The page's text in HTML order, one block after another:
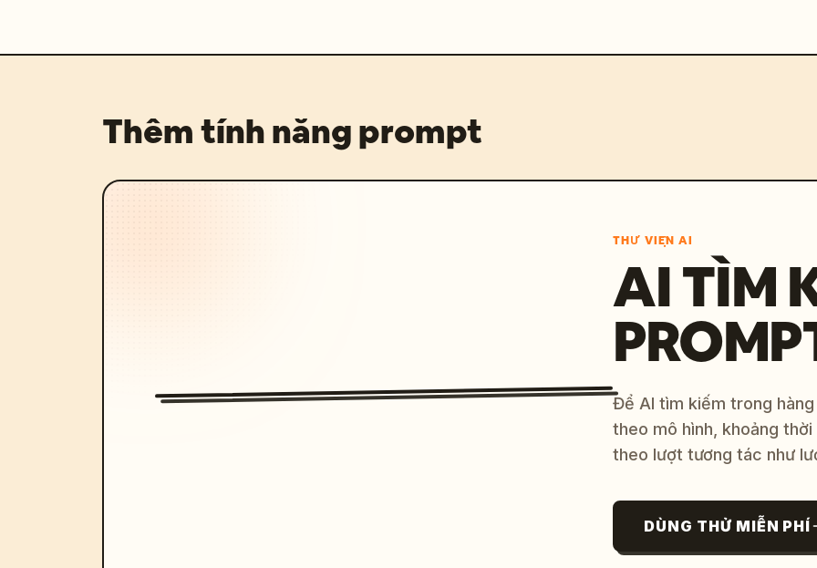
Thêm tính năng prompt
THƯ VIỆN AI
AI TÌM
Để AI tìm kiếm trong
theo mô hình, khoảng
theo lượt tương tác như
DÙNG THỬ MIỄN PHÍ